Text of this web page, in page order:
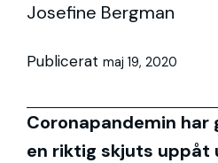
Josefine Bergman
Publicerat maj 19, 2020
Coronapandemin
en riktig skjuts uppåt